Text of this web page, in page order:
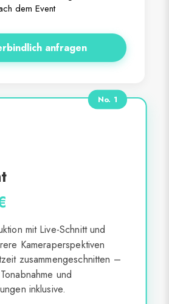
dem Event
anfragen
No. 1
mit Live-Schnitt und
Kameraperspektiven
zusammengeschnitten –
und
inklusive.